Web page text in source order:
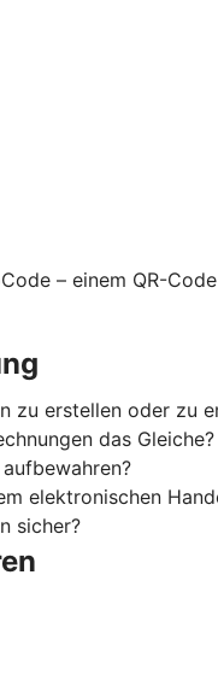
– einem QR-
zu erstellen oder zu
das Gleiche?
elektronischen
sicher?